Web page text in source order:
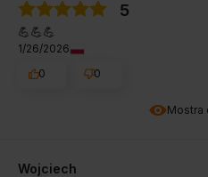
Mostra
5
💪💪💪
1/26/2026
0
0
Wojciech